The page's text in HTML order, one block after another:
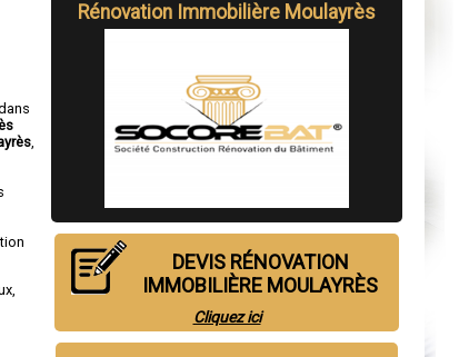
Rénovation Immobilière Moulayrès
DEVIS RÉNOVATION
IMMOBILIÈRE MOULAYRÈS
Cliquez ici